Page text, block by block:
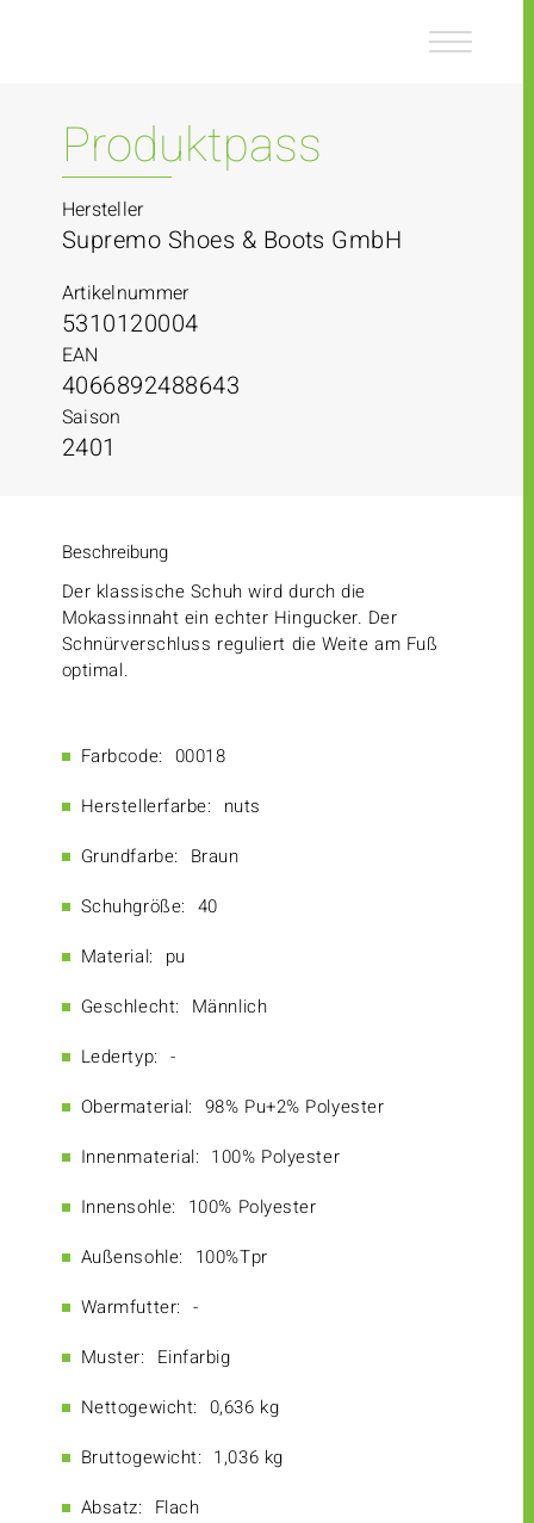
Produktpass
Hersteller
Supremo Shoes & Boots GmbH
Artikelnummer
5310120004
EAN
4066892488643
Saison
2401
Beschreibung
Der klassische Schuh wird durch die
Mokassinnaht ein echter Hingucker. Der
Schnürverschluss reguliert die Weite am Fuß
optimal.
Farbcode: 00018
Herstellerfarbe: nuts
Grundfarbe: Braun
Schuhgröße: 40
Material: pu
Geschlecht: Männlich
Ledertyp: -
Obermaterial: 98% Pu+2% Polyester
Innenmaterial: 100% Polyester
Innensohle: 100% Polyester
Außensohle: 100%Tpr
Warmfutter: -
Muster: Einfarbig
Nettogewicht: 0,636 kg
Bruttogewicht: 1,036 kg
Absatz: Flach